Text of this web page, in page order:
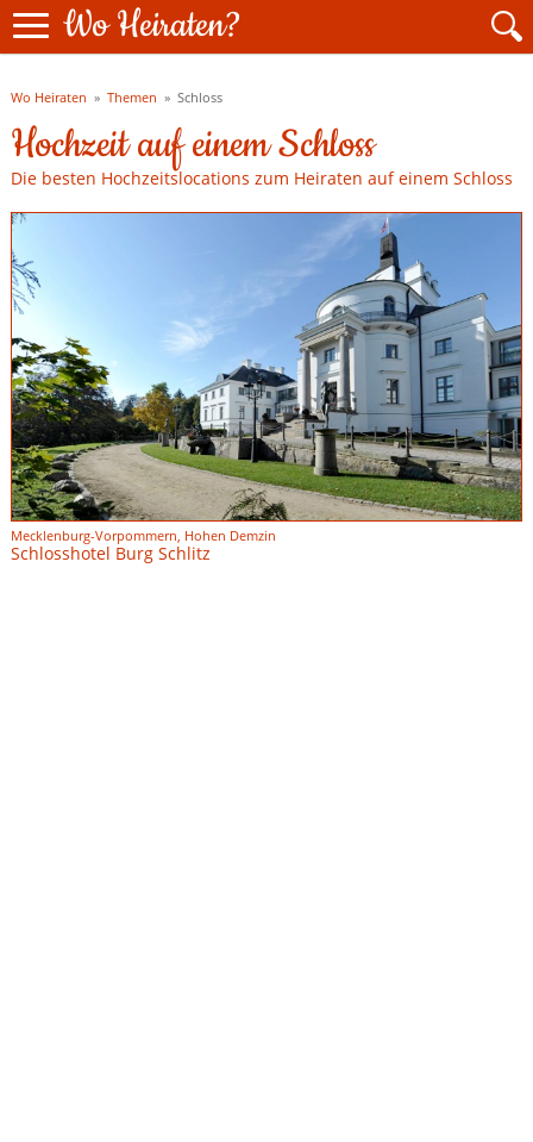
Wo Heiraten?
Wo Heiraten » Themen » Schloss
Hochzeit auf einem Schloss
Die besten Hochzeitslocations zum Heiraten auf einem Schloss
Mecklenburg-Vorpommern, Hohen Demzin
Schlosshotel Burg Schlitz